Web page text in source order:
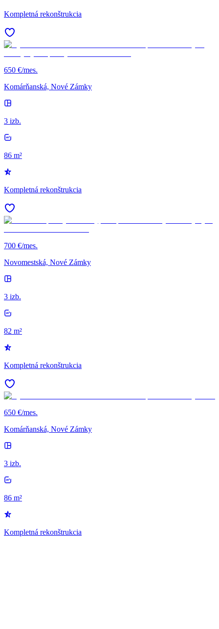
Kompletná rekonštrukcia
650 €/mes.
Komárňanská, Nové Zámky
3 izb.
86 m²
Kompletná rekonštrukcia
700 €/mes.
Novomestská, Nové Zámky
3 izb.
82 m²
Kompletná rekonštrukcia
650 €/mes.
Komárňanská, Nové Zámky
3 izb.
86 m²
Kompletná rekonštrukcia